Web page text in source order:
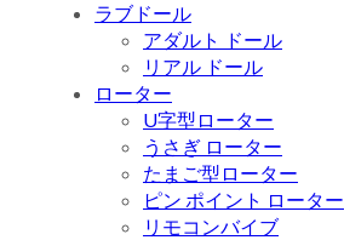
ラブドール
アダルト ドール
リアル ドール
ローター
U字型ローター
うさぎ ローター
たまご型ローター
ピン ポイント ローター
リモコンバイブ